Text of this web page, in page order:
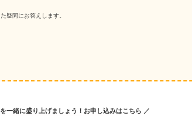
疑問にお答えします。
一緒に盛り上げましょう！お申し込みはこちら ／